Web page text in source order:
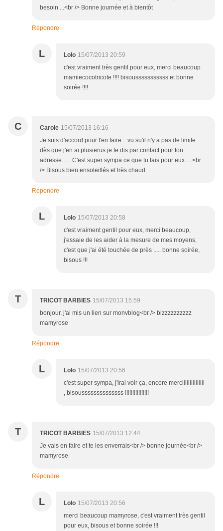
besoin ...<br /> Bonne journée et à bientôt
Répondre
L Lolo 15/07/2013 20:59
c'est vraiment très gentil pour eux, merci beaucoup
mamiecocotricote !!!! bisousssssssssss et bonne
soirée !!!!
C Carole 15/07/2013 16:16
Je suis d'accord pour t'en faire... vu su'il n'y a pas de limite.....
dès que j'en ai plusierus je te dis par contact pour ton
adresse...... C'est super sympa ce que tu fais pour eux.....<br
/> Bisous bien ensoleillés et très chaud
Répondre
L Lolo 15/07/2013 20:58
c'est vraiment gentil pour eux, merci beaucoup,
j'essaie de les aider à la mesure de mes moyens,
c'est que j'ai été touchée de près ..... bonne soirée,
bisous !!!
T TRICOT BARBIES 15/07/2013 15:59
bonjour, j'ai mis un lien sur monvblog<br /> bizzzzzzzzzz
mamyrose
Répondre
L Lolo 15/07/2013 20:56
c'est super sympa, j'irai voir ça, encore merciiiiiiiiiiiiiii
, bisoussssssssssssss !!!!!!!!!!!!!!!!
T TRICOT BARBIES 15/07/2013 12:44
Je vais en faire et te les enverrais<br /> bonne journée<br />
mamyrose
Répondre
L Lolo 15/07/2013 20:56
merci beaucoup mamyrose, c'est vraiment très gentil
pour eux, bisous et bonne soirée !!!